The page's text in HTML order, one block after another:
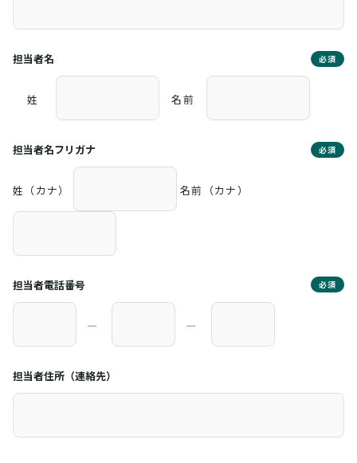
担当者名 必須
姓 名前
担当者名フリガナ 必須
姓（カナ） 名前（カナ）
担当者電話番号 必須
― ―
担当者住所（連絡先）